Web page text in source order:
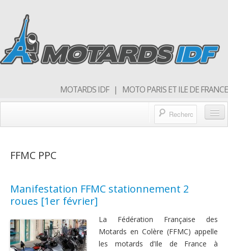
MOTARDS IDF | MOTO PARIS ET ILE DE FRANCE
Forum
Qui sommes nous
Rejoins nous
Nous contacter
FFMC PPC
Manifestation FFMC stationnement 2
roues [1er février]
La Fédération Française des
Motards en Colère (FFMC) appelle
les motards d’Ile de France à